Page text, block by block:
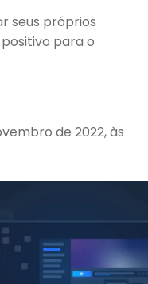
seus próprios
para o
de 2022, às